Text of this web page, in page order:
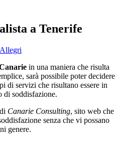
a Tenerife
in una maniera che risulta
sarà possibile poter decidere
di servizi che risultano essere in
di soddisfazione.
Canarie Consulting, sito web che
senza che vi possano
genere.